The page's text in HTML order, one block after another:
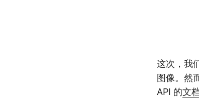
这次，我
图像。然
API 的文